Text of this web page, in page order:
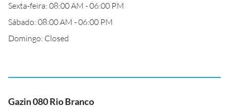
Sexta-feira: 08:00 AM - 06:00 PM
Sábado: 08:00 AM - 06:00 PM
Domingo: Closed
Gazin 080 Rio Branco